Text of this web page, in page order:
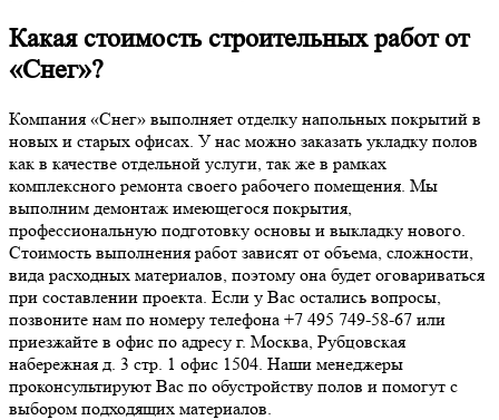
Какая стоимость строительных работ от
«Снег»?
Компания «Снег» выполняет отделку напольных покрытий в
новых и старых офисах. У нас можно заказать укладку полов
как в качестве отдельной услуги, так же в рамках
комплексного ремонта своего рабочего помещения. Мы
выполним демонтаж имеющегося покрытия,
профессиональную подготовку основы и выкладку нового.
Стоимость выполнения работ зависят от объема, сложности,
вида расходных материалов, поэтому она будет оговариваться
при составлении проекта. Если у Вас остались вопросы,
позвоните нам по номеру телефона +7 495 749-58-67 или
приезжайте в офис по адресу г. Москва, Рубцовская
набережная д. 3 стр. 1 офис 1504. Наши менеджеры
проконсультируют Вас по обустройству полов и помогут с
выбором подходящих материалов.